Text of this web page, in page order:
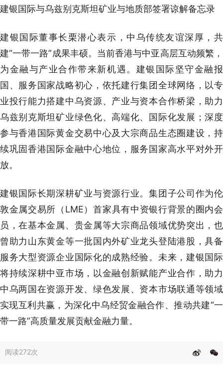
建银国际与乌兹别克斯坦矿业与地质部签署谅解备忘录
建银国际董事长栗潜心表示，中乌传统友谊深厚，共
建“一带一路”成果丰硕。当前香港与中亚高层互动频繁，
为金融与产业合作带来新机遇。建银国际坚守金融报
国、服务国家战略初心，依托建行集团全球网络，以专
业投行能力搭建中乌资源、产业与资本合作桥梁，助力
乌兹别克斯坦矿业绿色化、高端化、国际化发展；深度
参与香港国际黄金交易中心及大宗商品生态圈建设，持
续巩固香港国际金融中心地位，服务国家高水平对外开
放。
建银国际长期深耕矿业与资源行业。集团子公司作为伦
敦金属交易所（LME）首家具有中资银行背景的圈内会
员，在基本金属、贵金属等大宗商品领域优势突出，也
曾助力山东黄金等一批国内外矿业龙头登陆港股，具备
服务大型资源企业国际化的成熟经验。未来，建银国际
将持续深耕中亚市场，以金融创新赋能产业合作，助力
中乌两国在资源开发、绿色发展、资本市场联通等领域
实现互利共赢，为深化中乌经贸金融合作、推动共建“一
带一路”高质量发展贡献金融力量。
阅读272次